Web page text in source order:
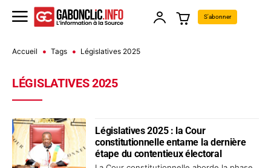
S'abonner
Accueil Tags Législatives 2025
LÉGISLATIVES 2025
Législatives 2025 : la Cour
constitutionnelle entame la dernière
étape du contentieux électoral